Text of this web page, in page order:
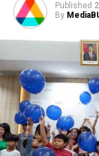
Published
By